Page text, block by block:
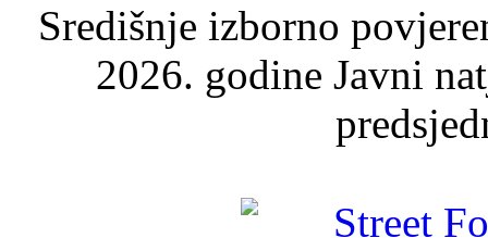
Središnje izborno
2026. godine Javni